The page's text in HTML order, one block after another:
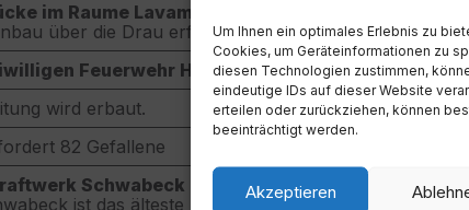
Um Ihnen ein optimales Erlebnis zu
Cookies, um Geräteinformationen zu
diesen Technologien zustimmen,
eindeutige IDs auf dieser Website
erteilen oder zurückziehen, können
beeinträchtigt werden.
Akzeptieren
im Raume Lavamünd wird fertiggestellt
über die Drau erfolgt der Anschluss Lavamünds
Feuerwehr Hart
wird erbaut.
82 Gefallene
Schwabeck
ist das älteste Draukraftwerk Österreichs.